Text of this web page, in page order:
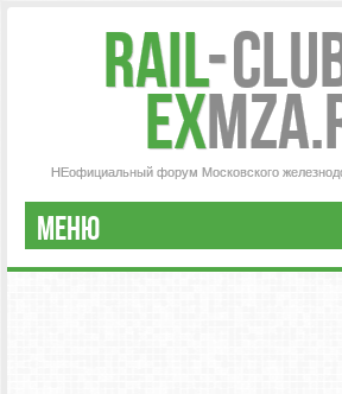
Rail-
ex
НЕофициальный форум Московского
МЕНЮ
РЕГИСТРАЦИЯ